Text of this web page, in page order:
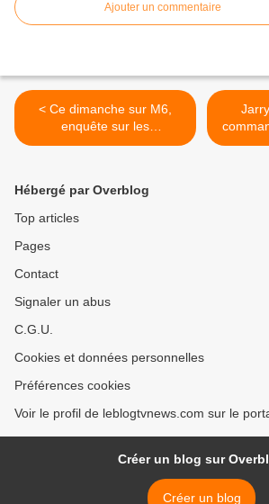
Ajouter un commentaire
< Ce dimanche sur M6,
enquête sur les
médicaments anti-obésité
jeu,
Hébergé par Overblog
Top articles
Pages
Contact
Signaler un abus
C.G.U.
Cookies et données personnelles
Préférences cookies
Voir le profil de leblogtvnews.com sur le
Créer un blog sur
Créer un blog